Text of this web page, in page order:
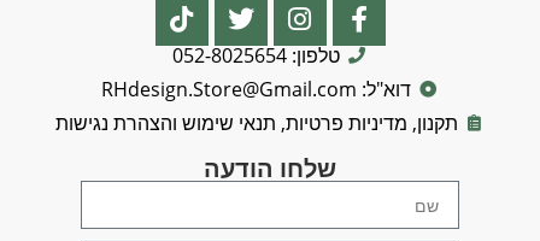
טלפון: 052-8025654
דוא"ל: RHdesign.Store@Gmail.com
תקנון, מדיניות פרטיות, תנאי שימוש והצהרת נגישות
שלחו הודעה